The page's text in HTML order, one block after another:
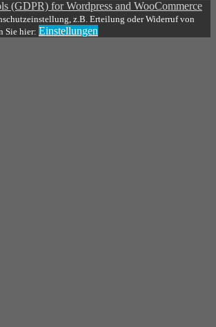
z.B. Erteilung oder Widerruf von
Sie hier: Einstellungen